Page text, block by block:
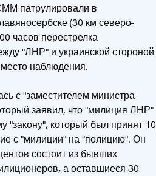
патрулировали в
(30 км северо-
часов перестрелка
"ЛНР" и украинской стороной
наблюдения.
с "заместителем министра
заявил, что "милиция ЛНР"
"закону", который был принят 10
с "милиции" на "полицию". Он
состоит из бывших
а оставшиеся 30